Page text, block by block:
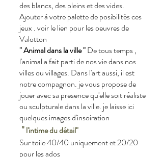
des blancs, des pleins et des vides.
Ajouter à votre palette de posibilités ces
jeux . voir le lien pour les oeuvres de
Valotton
" Animal dans la ville "De tous temps ,
l'animal a fait parti de nos vie dans nos
villes ou villages. Dans l'art aussi, il est
notre compagnon. je vous propose de
jouer avec sa presence qu'elle soit réaliste
ou sculpturale dans la ville. je laisse ici
quelques images d'insoiration
"l'intime du détail"
Sur toile 40/40 uniquement et 20/20
pour les ados